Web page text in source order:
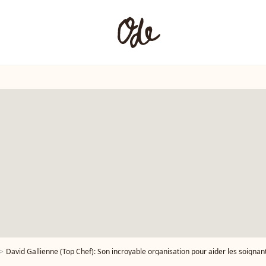
David Gallienne (Top Chef): Son incroyable organisation pour aider les